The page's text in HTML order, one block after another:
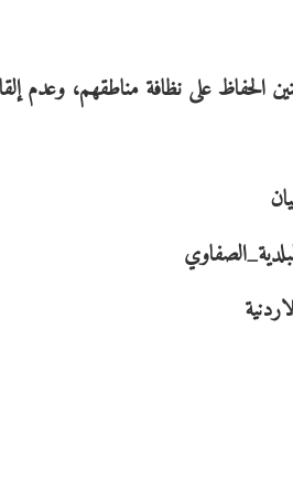
الحفاظ على نظافة مناطقهم، وعدم